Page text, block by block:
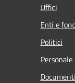
Uffici
Enti e
Politici